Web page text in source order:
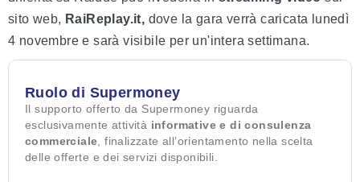
sito web, RaiReplay.it, dove la gara verrà caricata lunedì
4 novembre e sarà visibile per un'intera settimana.
Ruolo di Supermoney
Il supporto offerto da Supermoney riguarda
esclusivamente attività informative e di consulenza
commerciale , finalizzate all’orientamento nella scelta
delle offerte e dei servizi disponibili.